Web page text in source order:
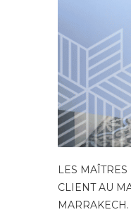
LES MAÎTRES
CLIENT AU